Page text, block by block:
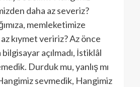
daha az severiz?
memleketimize
kıymet veririz? Az önce
açılmadı, İstiklâl
Durduk mu, yanlış mı
sevmedik, Hangimiz